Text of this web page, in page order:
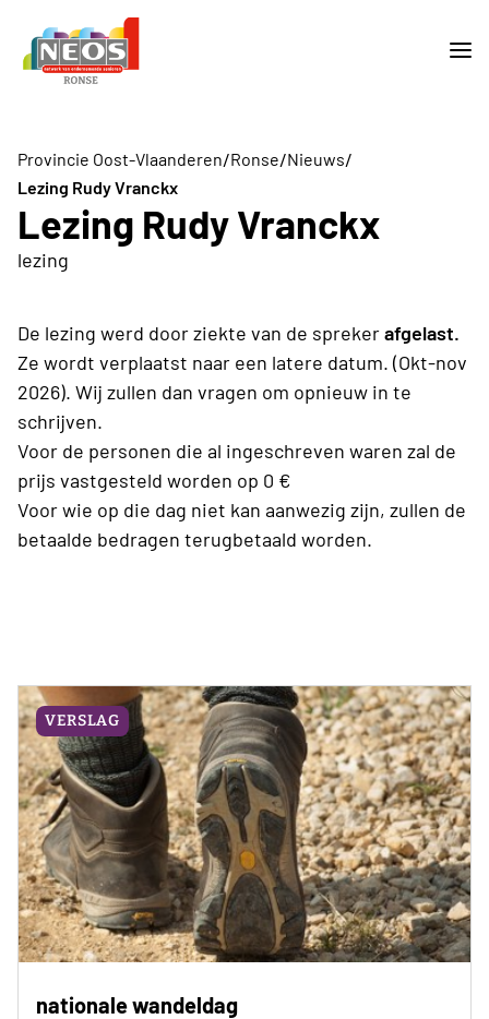
Provincie Oost-Vlaanderen/Ronse/Nieuws/
Lezing Rudy Vranckx
Lezing Rudy Vranckx
lezing
De lezing werd door ziekte van de sprekerafgelast.
Ze wordt verplaatst naar een latere datum. (Okt-nov
2026). Wij zullen dan vragen om opnieuw in te
schrijven.
Voor de personen die al ingeschreven waren zal de
prijs vastgesteld worden op 0 €
Voor wie op die dag niet kan aanwezig zijn, zullen de
betaalde bedragen terugbetaald worden.
VERSLAG
nationale wandeldag